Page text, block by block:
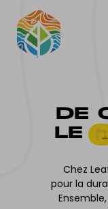
DE
LE
Chez
pour la